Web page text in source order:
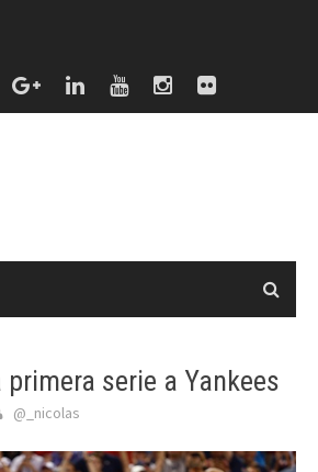
primera serie a Yankees
@_nicolas